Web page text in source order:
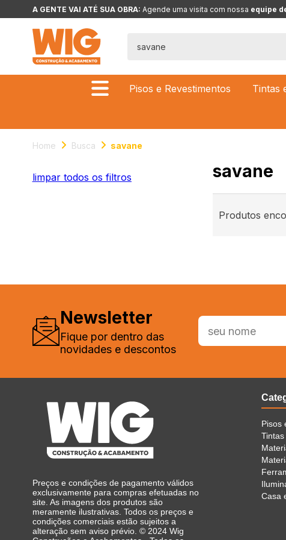
A GENTE VAI ATÉ SUA OBRA: Agende uma visita com nossa equipe
Pisos e Revestimentos Tintas
Home Busca savane
limpar todos os filtros savane
Produtos
Newsletter
Fique por dentro das
novidades e descontos
Preços e condições de pagamento válidos
exclusivamente para compras efetuadas no
site. As imagens dos produtos são
meramente ilustrativas. Todos os preços e
condições comerciais estão sujeitos a
alteração sem aviso prévio. © 2024 Wig
Pisos
Casa